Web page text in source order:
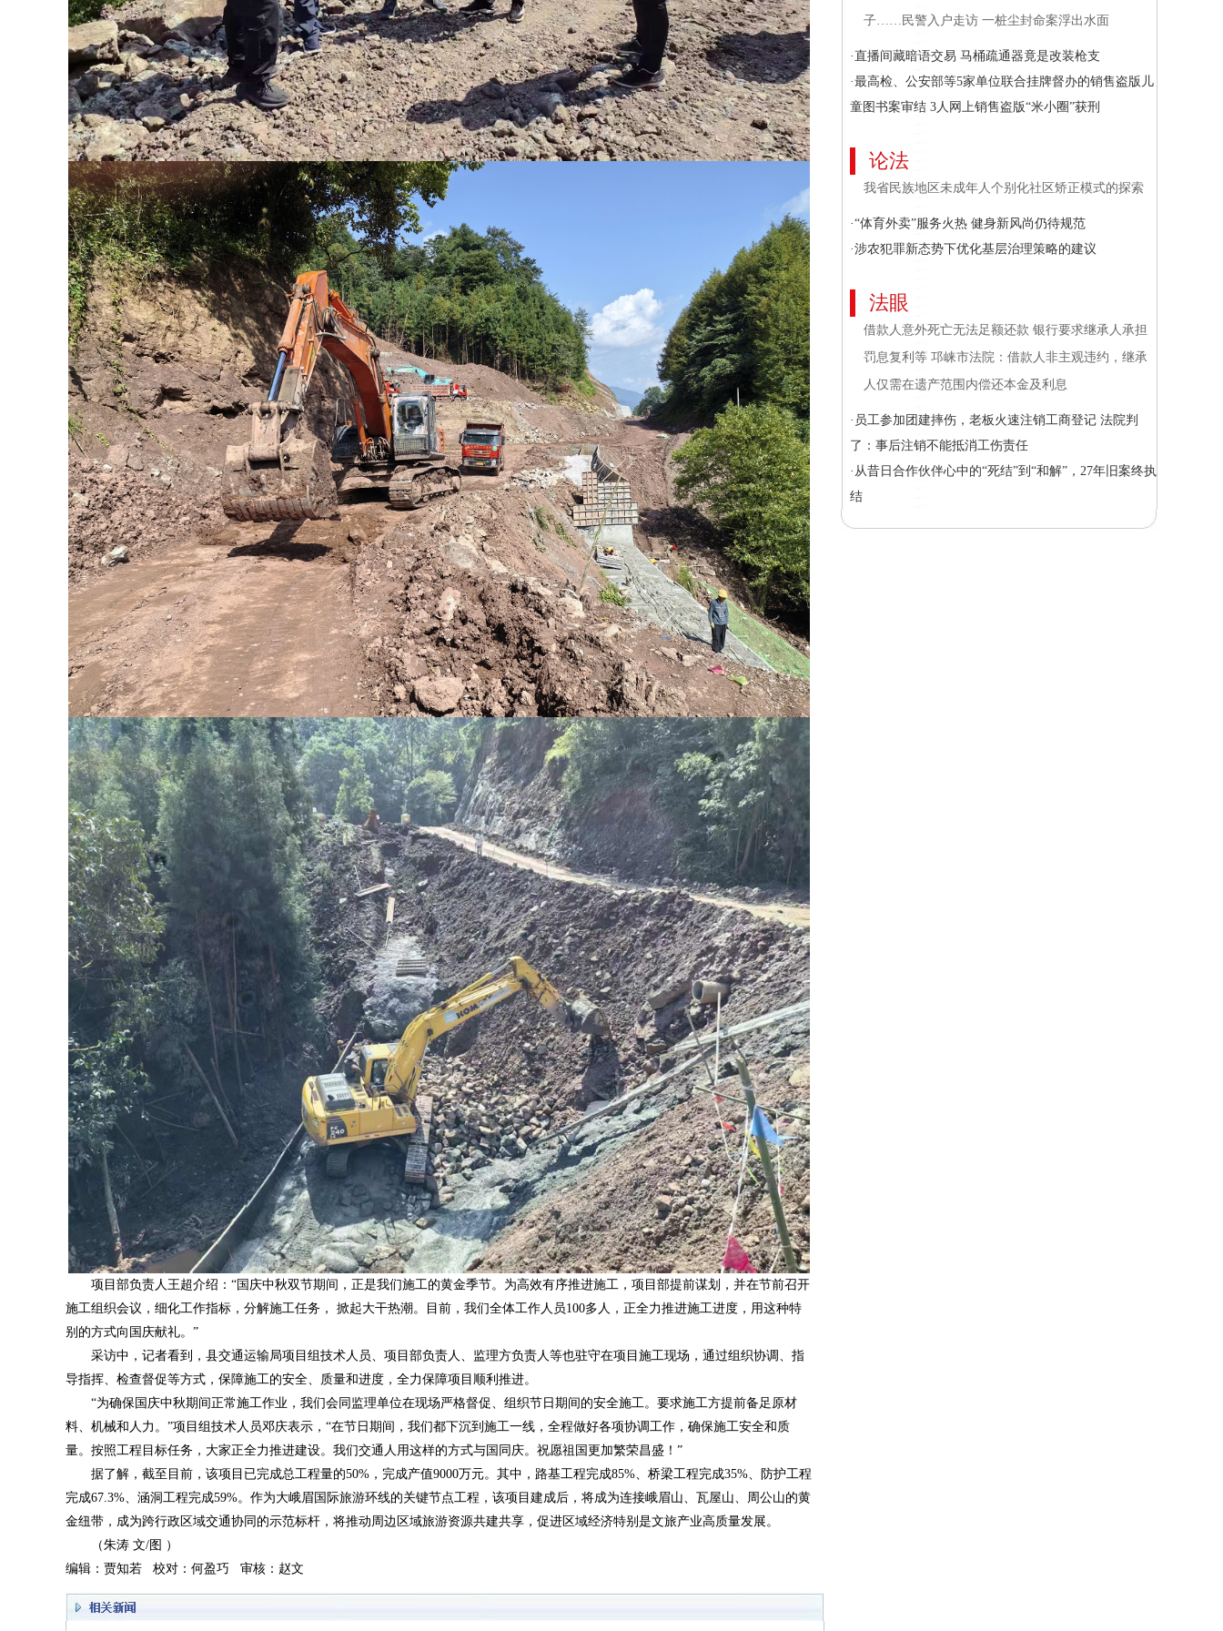
项目部负责人王超介绍：“国庆中秋双节期间，正是我们施工的黄金季节。为高效有序推进施工，项目部提前谋划，并在节前召开
施工组织会议，细化工作指标，分解施工任务， 掀起大干热潮。目前，我们全体工作人员100多人，正全力推进施工进度，用这种特
别的方式向国庆献礼。”
采访中，记者看到，县交通运输局项目组技术人员、项目部负责人、监理方负责人等也驻守在项目施工现场，通过组织协调、指
导指挥、检查督促等方式，保障施工的安全、质量和进度，全力保障项目顺利推进。
“为确保国庆中秋期间正常施工作业，我们会同监理单位在现场严格督促、组织节日期间的安全施工。要求施工方提前备足原材
料、机械和人力。”项目组技术人员邓庆表示，“在节日期间，我们都下沉到施工一线，全程做好各项协调工作，确保施工安全和质
量。按照工程目标任务，大家正全力推进建设。我们交通人用这样的方式与国同庆。祝愿祖国更加繁荣昌盛！”
据了解，截至目前，该项目已完成总工程量的50%，完成产值9000万元。其中，路基工程完成85%、桥梁工程完成35%、防护工程
完成67.3%、涵洞工程完成59%。作为大峨眉国际旅游环线的关键节点工程，该项目建成后，将成为连接峨眉山、瓦屋山、周公山的黄
金纽带，成为跨行政区域交通协同的示范标杆，将推动周边区域旅游资源共建共享，促进区域经济特别是文旅产业高质量发展。
（朱涛 文/图 ）
编辑：贾知若 校对：何盈巧 审核：赵文
子……民警入户走访 一桩尘封命案浮出水面
·直播间藏暗语交易 马桶疏通器竟是改装枪支
·最高检、公安部等5家单位联合挂牌督办的销售盗版儿
童图书案审结 3人网上销售盗版“米小圈”获刑
论法
我省民族地区未成年人个别化社区矫正模式的探索
·“体育外卖”服务火热 健身新风尚仍待规范
·涉农犯罪新态势下优化基层治理策略的建议
法眼
借款人意外死亡无法足额还款 银行要求继承人承担
罚息复利等 邛崃市法院：借款人非主观违约，继承
人仅需在遗产范围内偿还本金及利息
·员工参加团建摔伤，老板火速注销工商登记 法院判
了：事后注销不能抵消工伤责任
·从昔日合作伙伴心中的“死结”到“和解”，27年旧案终执
结